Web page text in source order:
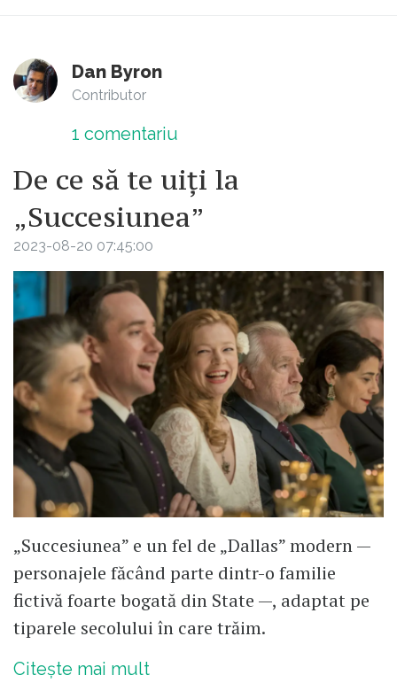
Dan Byron
Contributor
1 comentariu
De ce să te uiți la
„Succesiunea”
2023-08-20 07:45:00
„Succesiunea” e un fel de „Dallas” modern —
personajele făcând parte dintr-o familie
fictivă foarte bogată din State —, adaptat pe
tiparele secolului în care trăim.
Citește mai mult